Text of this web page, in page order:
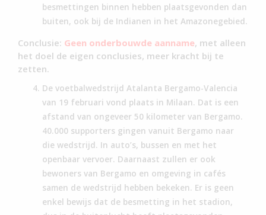
besmettingen binnen hebben plaatsgevonden dan
buiten, ook bij de Indianen in het Amazonegebied.
Conclusie: Geen onderbouwde aanname, met alleen
het doel de eigen conclusies, meer kracht bij te
zetten.
De voetbalwedstrijd Atalanta Bergamo-Valencia
van 19 februari vond plaats in Milaan. Dat is een
afstand van ongeveer 50 kilometer van Bergamo.
40.000 supporters gingen vanuit Bergamo naar
die wedstrijd. In auto’s, bussen en met het
openbaar vervoer. Daarnaast zullen er ook
bewoners van Bergamo en omgeving in cafés
samen de wedstrijd hebben bekeken. Er is geen
enkel bewijs dat de besmetting in het stadion,